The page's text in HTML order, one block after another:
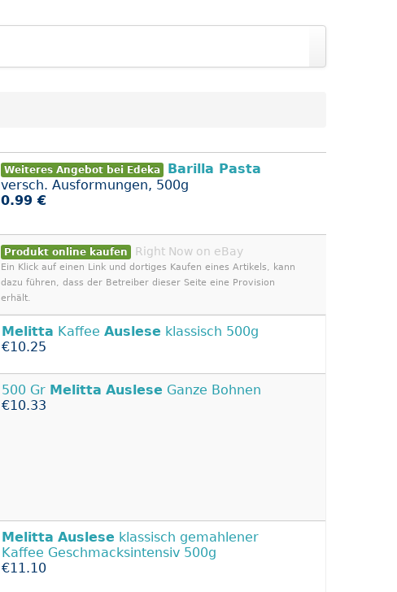
Weiteres Angebot bei Edeka
Barilla Pasta
versch. Ausformungen, 500g
0.99 €
Produkt online kaufen Right Now on eBay
Ein Klick auf einen Link und dortiges Kaufen eines Artikels, kann
dazu führen, dass der Betreiber dieser Seite eine Provision
erhält.
Melitta Kaffee Auslese klassisch 500g
€10.25
500 Gr Melitta Auslese Ganze Bohnen
€10.33
Melitta Auslese klassisch gemahlener
Kaffee Geschmacksintensiv 500g
€11.10